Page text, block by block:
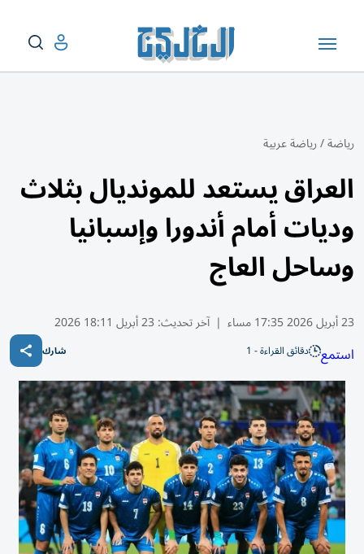
رياضة/رياضة عربية
العراق يستعد للمونديال بثلاث
وديات أمام أندورا وإسبانيا
وساحل العاج
23 أبريل 2026 17:35 مساء | آخر تحديث: 23 أبريل 18:11 2026
استمع دقائق القراءة - 1 شارك